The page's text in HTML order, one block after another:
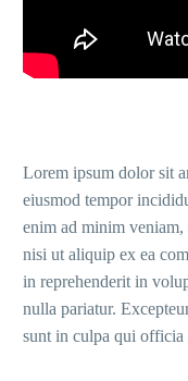
Lorem ipsum dolor sit
eiusmod tempor
enim ad minim
nisi ut aliquip ex ea
in reprehenderit in
nulla pariatur.
sunt in culpa qui officia